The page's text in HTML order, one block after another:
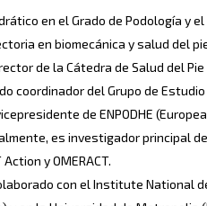
en el Grado de Podología y
en biomecánica y salud del
de la Cátedra de Salud del
coordinador del Grupo de
de ENPODHE
es investigador principal
Action y OMERACT.
con el Institute National